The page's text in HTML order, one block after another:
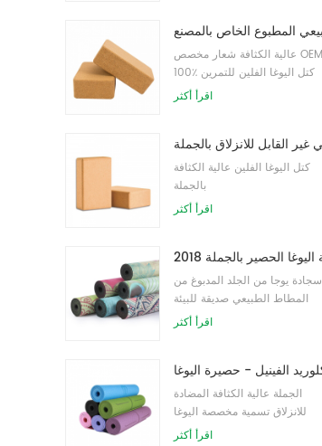
عالية الكثافة شعار مخصص OEM
100٪ كتل اليوغا الفلين للتمرين
اقرأ أكثر
كتل اليوغا الفلين عالية الكثافة
بالجملة
اقرأ أكثر
سجادة يوجا من الجلد المدبوغ من
المطاط الطبيعي صديقة للبيئة
للنساء
اقرأ أكثر
الجملة عالية الكثافة المضادة
للانزلاق تسمية مخصصة اليوغا
حصيرة
اقرأ أكثر